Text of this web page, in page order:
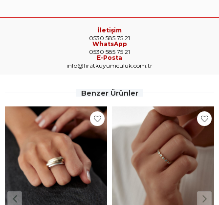
İletişim
0530 585 75 21
WhatsApp
0530 585 75 21
E-Posta
info@firatkuyumculuk.com.tr
Benzer Ürünler